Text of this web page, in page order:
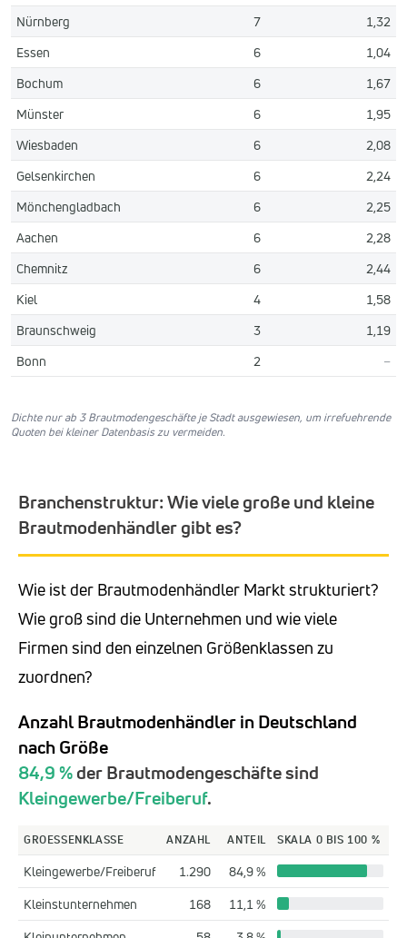
Nürnberg
7
1,32
Essen
6
1,04
Bochum
6
1,67
Münster
6
1,95
Wiesbaden
6
2,08
Gelsenkirchen
6
2,24
Mönchengladbach
6
2,25
Aachen
6
2,28
Chemnitz
6
2,44
Kiel
4
1,58
Braunschweig
3
1,19
Bonn
2 –
Dichte nur ab 3 Brautmodengeschäfte je Stadt ausgewiesen, um irrefuehrende
Quoten bei kleiner Datenbasis zu vermeiden.
Branchenstruktur: Wie viele große und kleine
Brautmodenhändler gibt es?
Wie ist der Brautmodenhändler Markt strukturiert?
Wie groß sind die Unternehmen und wie viele
Firmen sind den einzelnen Größenklassen zu
zuordnen?
Anzahl Brautmodenhändler in Deutschland
nach Größe
84,9 %der Brautmodengeschäfte sind
Kleingewerbe/Freiberuf.
GROESSENKLASSE ANZAHL ANTEIL SKALA 0 BIS 100 %
Kleingewerbe/Freiberuf 1.290
84,9 %
Kleinstunternehmen
168
11,1 %